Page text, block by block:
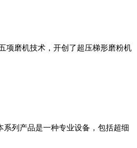
项磨机技术，开创了超压梯形磨粉机
列产品是一种专业设备，包括超细